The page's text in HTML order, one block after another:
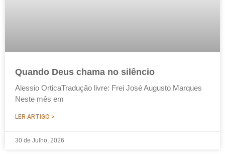
Quando Deus chama no silêncio
Alessio OrticaTradução livre: Frei José Augusto Marques
Neste mês em
LER ARTIGO >
30 de Julho, 2026